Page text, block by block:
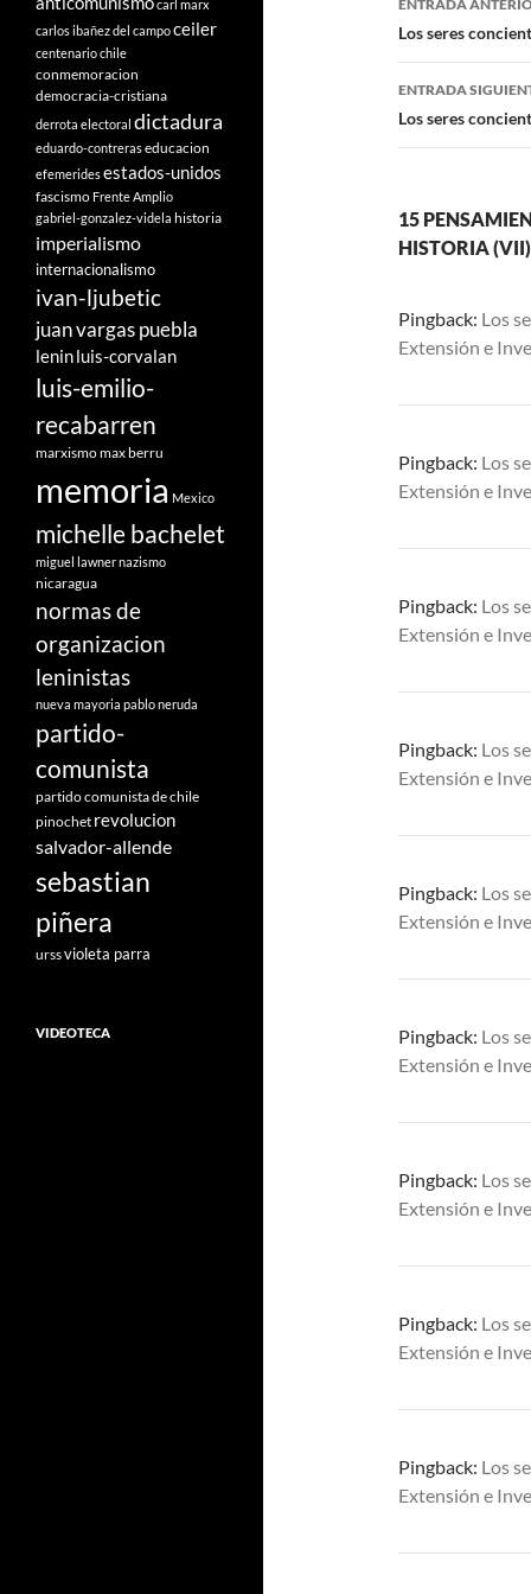
de
entradas
ENTRADA
Los seres
ENTRADA
Los seres
15
HISTORIA
Pingback: Los
Extensión e
Pingback: Los
Extensión e
Pingback: Los
Extensión e
Pingback: Los
Extensión e
Pingback: Los
Extensión e
Pingback: Los
Extensión e
Pingback: Los
Extensión e
Pingback: Los
Extensión e
Pingback: Los
Extensión e
carl marx
carlos ibañez del campoceiler
centenariochile
conmemoracion
democracia-cristiana
derrota electoral dictadura
eduardo-contreraseducacion
efemeridesestados-unidos
fascismo Frente Amplio
gabriel-gonzalez-videla historia
imperialismo
internacionalismo
ivan-ljubetic
juan vargas puebla
leninluis-corvalan
luis-emilio-
recabarren
marxismomax berru
memoria Mexico
michelle bachelet
miguel lawnernazismo
nicaragua
normas de
organizacion
leninistas
nueva mayoria pablo neruda
partido-
comunista
partido comunista de chile
pinochet revolucion
salvador-allende
sebastian
piñera
urssvioleta parra
VIDEOTECA